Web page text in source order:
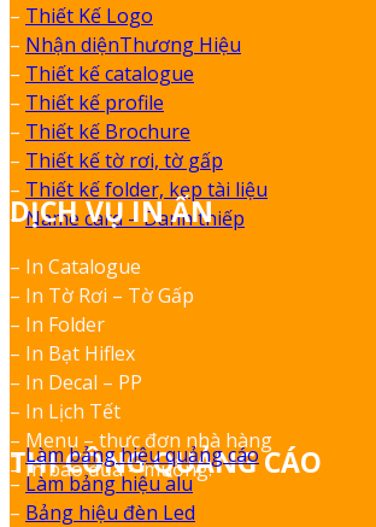
– Thiết Kế Logo
– Nhận diệnThương Hiệu
– Thiết kế catalogue
– Thiết kế profile
– Thiết kế Brochure
– Thiết kế tờ rơi, tờ gấp
– Thiết kế folder, kẹp tài liệu
–Name card – Danh thiếp
DỊCH VỤ IN ẤN
– In Catalogue
– In Tờ Rơi – Tờ Gấp
– In Folder
– In Bạt Hiflex
– In Decal – PP
– In Lịch Tết
– Menu – thực đơn nhà hàng
– In bao đũa – muỗng.
THI CÔNG QUẢNG CÁO
–Làm bảng hiệu quảng cáo
– Làm bảng hiệu alu
– Bảng hiệu đèn Led